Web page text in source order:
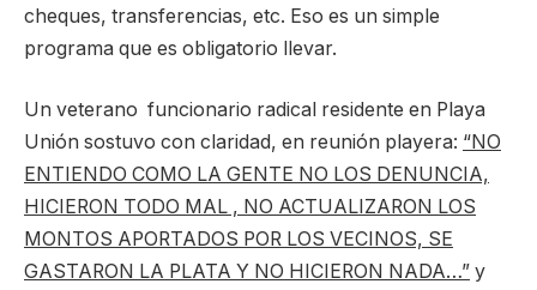
cheques, transferencias, etc. Eso es un simple
programa que es obligatorio llevar.
Un veterano funcionario radical residente en Playa
Unión sostuvo con claridad, en reunión playera: “NO
ENTIENDO COMO LA GENTE NO LOS DENUNCIA,
HICIERON TODO MAL , NO ACTUALIZARON LOS
MONTOS APORTADOS POR LOS VECINOS, SE
GASTARON LA PLATA Y NO HICIERON NADA…” y